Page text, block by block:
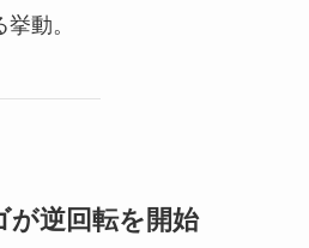
動。
が逆回転を開始